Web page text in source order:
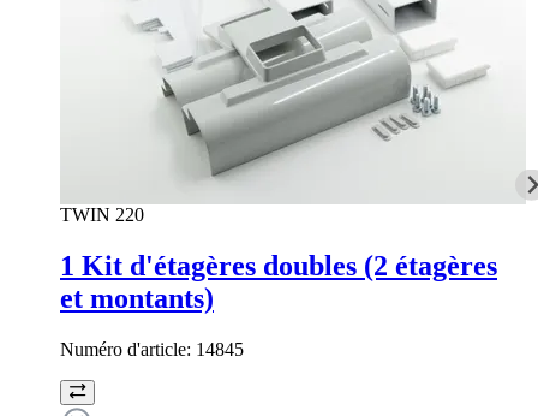
TWIN 220
1 Kit d'étagères doubles (2 étagères
et montants)
Numéro d'article: 14845